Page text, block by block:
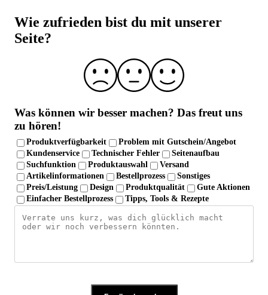
AT)
Laborgeprüfte Qualität und strenge
Über 10 Jahre Erfahrung
Wie zufrieden bist du mit unserer
Seite?
Was können wir besser machen? Das freut uns
zu hören!
Produktverfügbarkeit
Problem mit Gutschein/Angebot
Kundenservice
Technischer Fehler
Seitenaufbau
Suchfunktion
Produktauswahl
Versand
Artikelinformationen
Bestellprozess
Sonstiges
Preis/Leistung
Design Produktqualität
Gute Aktionen
Einfacher Bestellprozess
Tipps, Tools & Rezepte